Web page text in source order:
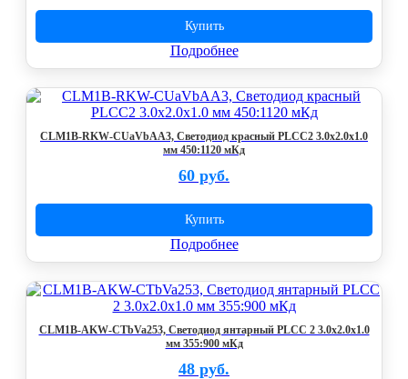
Купить
Подробнее
CLM1B-RKW-CUaVbAA3, Светодиод красный PLCC2 3.0x2.0x1.0
мм 450:1120 мКд
60 руб.
Купить
Подробнее
CLM1B-AKW-CTbVa253, Светодиод янтарный PLCC 2 3.0x2.0x1.0
мм 355:900 мКд
48 руб.